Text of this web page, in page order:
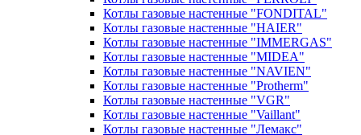
Котлы газовые настенные "FONDITAL"
Котлы газовые настенные "HAIER"
Котлы газовые настенные "IMMERGAS"
Котлы газовые настенные "MIDEA"
Котлы газовые настенные "NAVIEN"
Котлы газовые настенные "Protherm"
Котлы газовые настенные "VGR"
Котлы газовые настенные "Vaillant"
Котлы газовые настенные "Лемакс"